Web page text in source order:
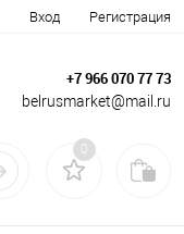
Вход Регистрация
+7 966 070 77 73
belrusmarket@mail.ru
0